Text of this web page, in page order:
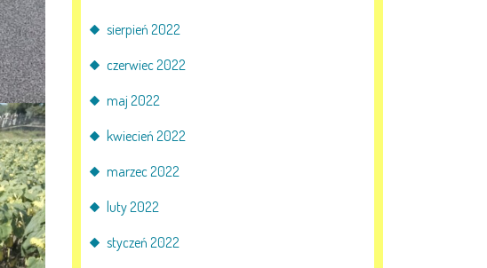
sierpień 2022
czerwiec 2022
maj 2022
kwiecień 2022
marzec 2022
luty 2022
styczeń 2022